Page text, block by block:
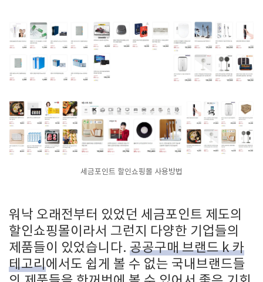
세금포인트 할인쇼핑몰 사용방법
워낙 오래전부터 있었던 세금포인트 제도의
할인쇼핑몰이라서 그런지 다양한 기업들의
제품들이 있었습니다. 공공구매 브랜드 k 카
테고리에서도 쉽게 볼 수 없는 국내브랜드들